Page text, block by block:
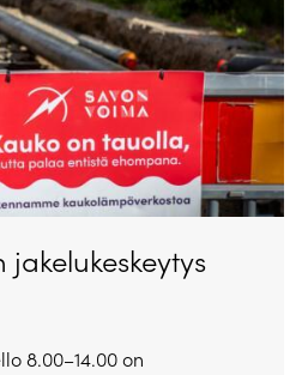
8.00–14.00 on